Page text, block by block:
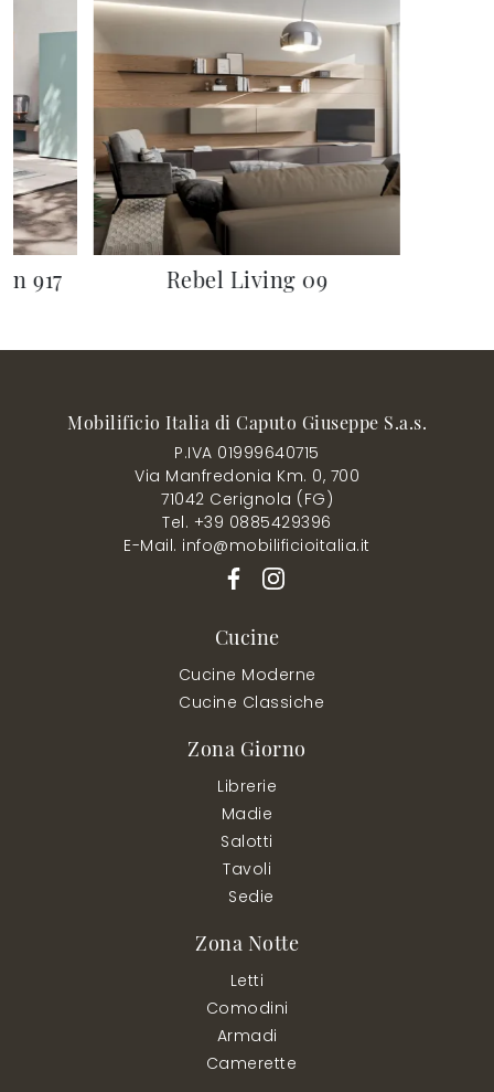
917 Rebel Living 09
Mobilificio Italia di Caputo Giuseppe S.a.s.
P.IVA 01999640715
Via Manfredonia Km. 0, 700
71042 Cerignola (FG)
Tel. +39 0885429396
E-Mail. info@mobilificioitalia.it
Cucine
Cucine Moderne
Cucine Classiche
Zona Giorno
Librerie
Madie
Salotti
Tavoli
Sedie
Zona Notte
Letti
Comodini
Armadi
Camerette